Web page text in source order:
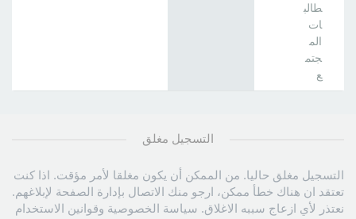
طالب
ات
الم
جتم
ع
التسجيل مغلق
التسجيل مغلق حاليا. من الممكن أن يكون مغلقا لأمر مؤقت. اذا كنت
تعتقد ان هناك خطأ ممكن، ارجو منك الاتصال بإدارة الصفحة لإبلاغهم.
نعتذر لأي ازعاج سببه الاغلاق. سياسة الخصوصية وقوانين الاستخدام